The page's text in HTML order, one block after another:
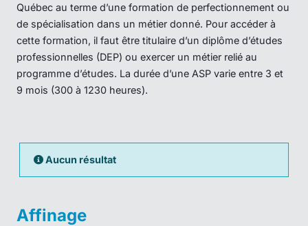
Québec au terme d’une formation de perfectionnement ou
de spécialisation dans un métier donné. Pour accéder à
cette formation, il faut être titulaire d’un diplôme d’études
professionnelles (DEP) ou exercer un métier relié au
programme d’études. La durée d’une ASP varie entre 3 et
9 mois (300 à 1230 heures).
Aucun résultat
Affinage